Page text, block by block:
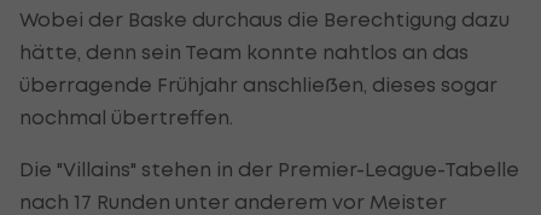
Wobei der Baske durchaus die Berechtigung dazu
hätte, denn sein Team konnte nahtlos an das
überragende Frühjahr anschließen, dieses sogar
nochmal übertreffen.
Die "Villains" stehen in der Premier-League-Tabelle
nach 17 Runden unter anderem vor Meister